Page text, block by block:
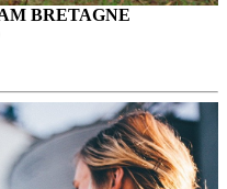
BRETAGNE